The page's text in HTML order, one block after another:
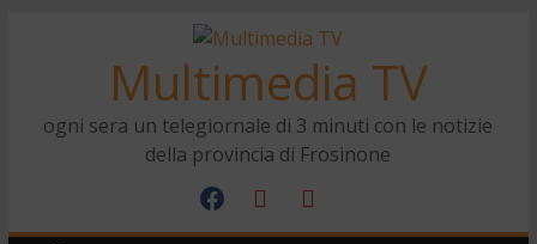
Multimedia TV
ogni sera un telegiornale di 3 minuti con le notizie
della provincia di Frosinone